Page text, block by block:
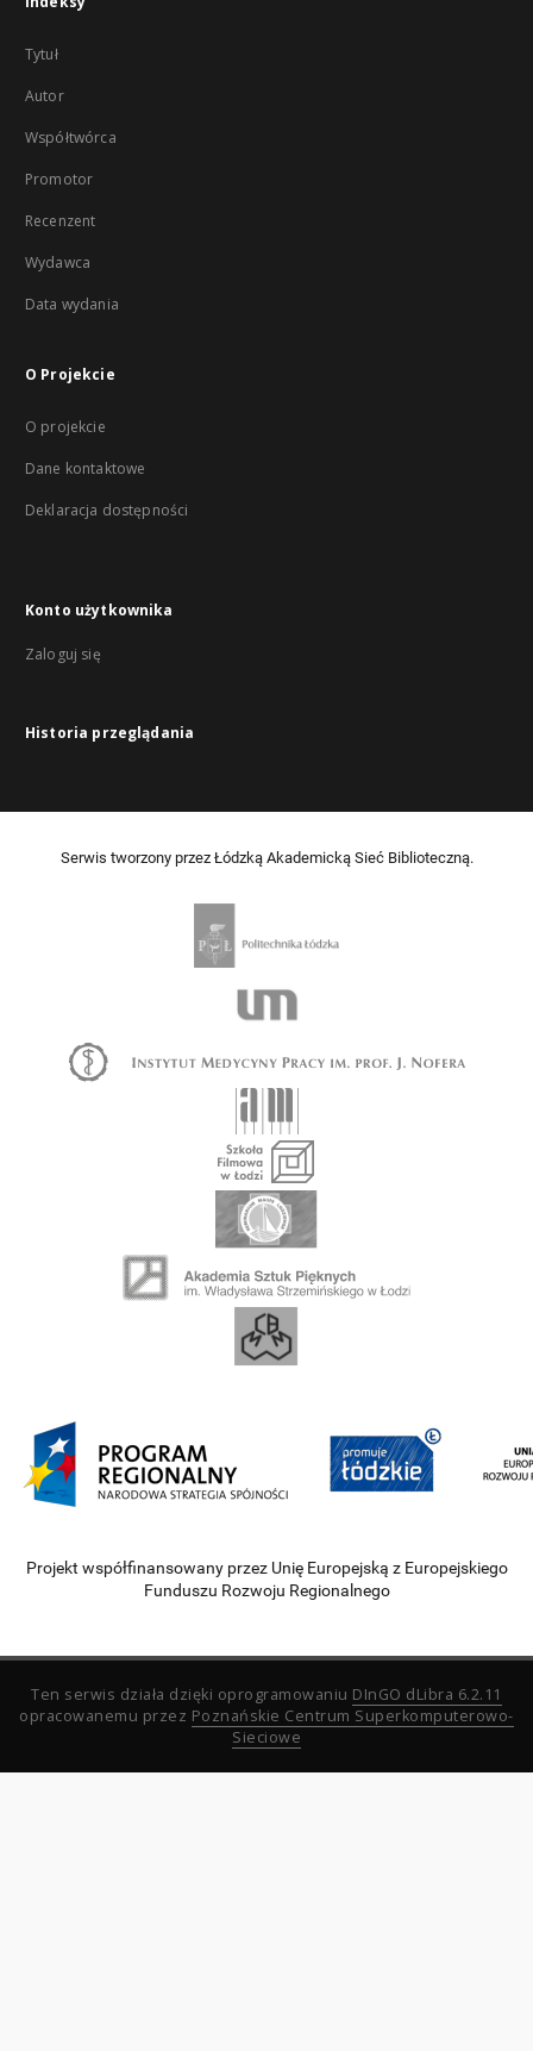
Tytuł
Autor
Współtwórca
Promotor
Recenzent
Wydawca
Data wydania
O Projekcie
O projekcie
Dane kontaktowe
Deklaracja dostępności
Konto użytkownika
Zaloguj się
Historia przeglądania
Serwis tworzony przez Łódzką Akademicką Sieć Biblioteczną.
Projekt współfinansowany przez Unię Europejską z Europejskiego
Funduszu Rozwoju Regionalnego
Ten serwis działa dzięki oprogramowaniu DInGO dLibra 6.2.11
opracowanemu przez Poznańskie Centrum Superkomputerowo-
Sieciowe